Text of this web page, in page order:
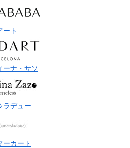
ート
ーナ・サソ
ラデュー
ーカート